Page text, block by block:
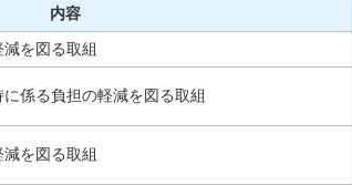
内容
を図る取組
係る負担の軽減を図る取組
を図る取組